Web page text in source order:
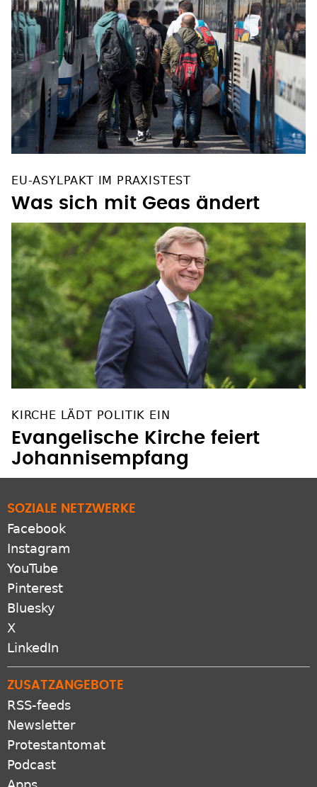
EU-ASYLPAKT IM PRAXISTEST
Was sich mit Geas ändert
KIRCHE LÄDT POLITIK EIN
Evangelische Kirche feiert
Johannisempfang
SOZIALE NETZWERKE
Facebook
Instagram
YouTube
Pinterest
Bluesky
X
LinkedIn
ZUSATZANGEBOTE
RSS-feeds
Newsletter
Protestantomat
Podcast